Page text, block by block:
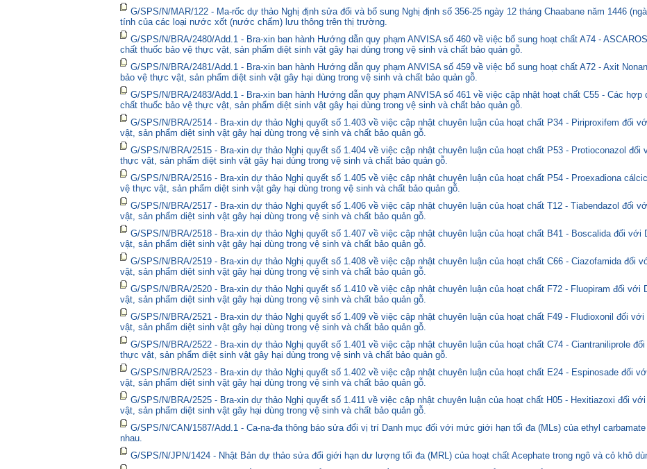
G/SPS/N/MAR/122 - Ma-rốc dự thảo Nghị định sửa đổi và bổ sung Nghị định số 356-25 ngày 12 tháng Chaabane năm 1446
tính của các loại nước xốt (nước chấm) lưu thông trên thị trường.
G/SPS/N/BRA/2480/Add.1 - Bra-xin ban hành Hướng dẫn quy phạm ANVISA số 460 về việc bổ sung hoạt chất A74 -
chất thuốc bảo vệ thực vật, sản phẩm diệt sinh vật gây hại dùng trong vệ sinh và chất bảo quản gỗ.
G/SPS/N/BRA/2481/Add.1 - Bra-xin ban hành Hướng dẫn quy phạm ANVISA số 459 về việc bổ sung hoạt chất A72 - Axit
bảo vệ thực vật, sản phẩm diệt sinh vật gây hại dùng trong vệ sinh và chất bảo quản gỗ.
G/SPS/N/BRA/2483/Add.1 - Bra-xin ban hành Hướng dẫn quy phạm ANVISA số 461 về việc cập nhật hoạt chất C55 - Các
chất thuốc bảo vệ thực vật, sản phẩm diệt sinh vật gây hại dùng trong vệ sinh và chất bảo quản gỗ.
G/SPS/N/BRA/2514 - Bra-xin dự thảo Nghị quyết số 1.403 về việc cập nhật chuyên luận của hoạt chất P34 - Piriproxifem đối
vật, sản phẩm diệt sinh vật gây hại dùng trong vệ sinh và chất bảo quản gỗ.
G/SPS/N/BRA/2515 - Bra-xin dự thảo Nghị quyết số 1.404 về việc cập nhật chuyên luận của hoạt chất P53 - Protioconazol đối
thực vật, sản phẩm diệt sinh vật gây hại dùng trong vệ sinh và chất bảo quản gỗ.
G/SPS/N/BRA/2516 - Bra-xin dự thảo Nghị quyết số 1.405 về việc cập nhật chuyên luận của hoạt chất P54 - Proexadiona
vệ thực vật, sản phẩm diệt sinh vật gây hại dùng trong vệ sinh và chất bảo quản gỗ.
G/SPS/N/BRA/2517 - Bra-xin dự thảo Nghị quyết số 1.406 về việc cập nhật chuyên luận của hoạt chất T12 - Tiabendazol đối
vật, sản phẩm diệt sinh vật gây hại dùng trong vệ sinh và chất bảo quản gỗ.
G/SPS/N/BRA/2518 - Bra-xin dự thảo Nghị quyết số 1.407 về việc cập nhật chuyên luận của hoạt chất B41 - Boscalida đối với
vật, sản phẩm diệt sinh vật gây hại dùng trong vệ sinh và chất bảo quản gỗ.
G/SPS/N/BRA/2519 - Bra-xin dự thảo Nghị quyết số 1.408 về việc cập nhật chuyên luận của hoạt chất C66 - Ciazofamida đối
vật, sản phẩm diệt sinh vật gây hại dùng trong vệ sinh và chất bảo quản gỗ.
G/SPS/N/BRA/2520 - Bra-xin dự thảo Nghị quyết số 1.410 về việc cập nhật chuyên luận của hoạt chất F72 - Fluopiram đối với
vật, sản phẩm diệt sinh vật gây hại dùng trong vệ sinh và chất bảo quản gỗ.
G/SPS/N/BRA/2521 - Bra-xin dự thảo Nghị quyết số 1.409 về việc cập nhật chuyên luận của hoạt chất F49 - Fludioxonil đối
vật, sản phẩm diệt sinh vật gây hại dùng trong vệ sinh và chất bảo quản gỗ.
G/SPS/N/BRA/2522 - Bra-xin dự thảo Nghị quyết số 1.401 về việc cập nhật chuyên luận của hoạt chất C74 - Ciantraniliprole
thực vật, sản phẩm diệt sinh vật gây hại dùng trong vệ sinh và chất bảo quản gỗ.
G/SPS/N/BRA/2523 - Bra-xin dự thảo Nghị quyết số 1.402 về việc cập nhật chuyên luận của hoạt chất E24 - Espinosade đối
vật, sản phẩm diệt sinh vật gây hại dùng trong vệ sinh và chất bảo quản gỗ.
G/SPS/N/BRA/2525 - Bra-xin dự thảo Nghị quyết số 1.411 về việc cập nhật chuyên luận của hoạt chất H05 - Hexitiazoxi đối
vật, sản phẩm diệt sinh vật gây hại dùng trong vệ sinh và chất bảo quản gỗ.
G/SPS/N/CAN/1587/Add.1 - Ca-na-đa thông báo sửa đổi vị trí Danh mục đối với mức giới hạn tối đa (MLs) của ethyl
nhau.
G/SPS/N/JPN/1424 - Nhật Bản dự thảo sửa đổi giới hạn dư lượng tối đa (MRL) của hoạt chất Acephate trong ngô và cỏ khô